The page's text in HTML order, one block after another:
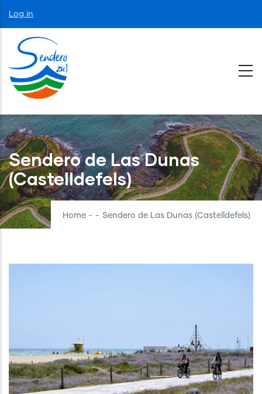
Skip
to
main
content
User
account
menu
Log in
Sendero de Las Dunas
(Castelldefels)
Home - - Sendero de Las Dunas (Castelldefels)